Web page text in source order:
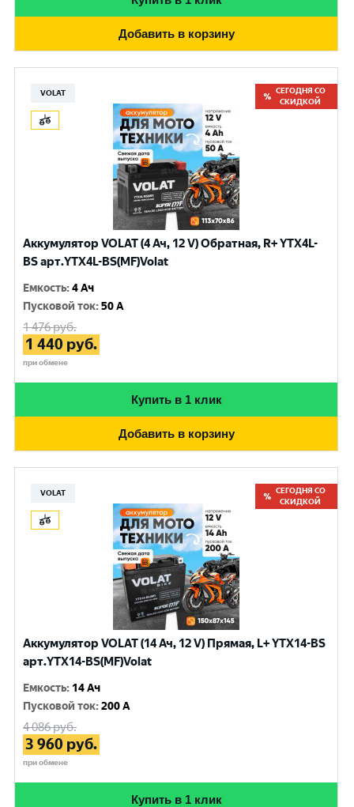
Добавить в корзину
VOLAT
СЕГОДНЯ СО
СКИДКОЙ
Аккумулятор VOLAT (4 Ач, 12 V) Обратная, R+ YTX4L-
BS арт.YTX4L-BS(MF)Volat
Емкость:4 Ач
Пусковой ток:50 A
1 476руб.
1 440 руб.
при обмене
Купить в 1 клик
Добавить в корзину
VOLAT
СЕГОДНЯ СО
СКИДКОЙ
Аккумулятор VOLAT (14 Ач, 12 V) Прямая, L+ YTX14-BS
арт.YTX14-BS(MF)Volat
Емкость: 14 Ач
Пусковой ток:200 A
4 086руб.
3 960 руб.
при обмене
Купить в 1 клик